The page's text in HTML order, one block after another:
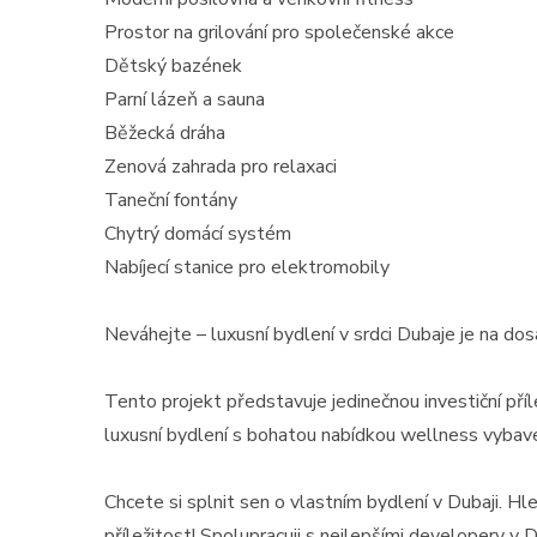
Prostor na grilování pro společenské akce
Dětský bazének
Parní lázeň a sauna
Běžecká dráha
Zenová zahrada pro relaxaci
Taneční fontány
Chytrý domácí systém
Nabíjecí stanice pro elektromobily
Neváhejte – luxusní bydlení v srdci Dubaje je na
Tento projekt představuje jedinečnou investiční
luxusní bydlení s bohatou nabídkou wellness
Chcete si splnit sen o vlastním bydlení v Dubaji.
Hurghada, Egypt ...
Egypt, Red Sea Governorate